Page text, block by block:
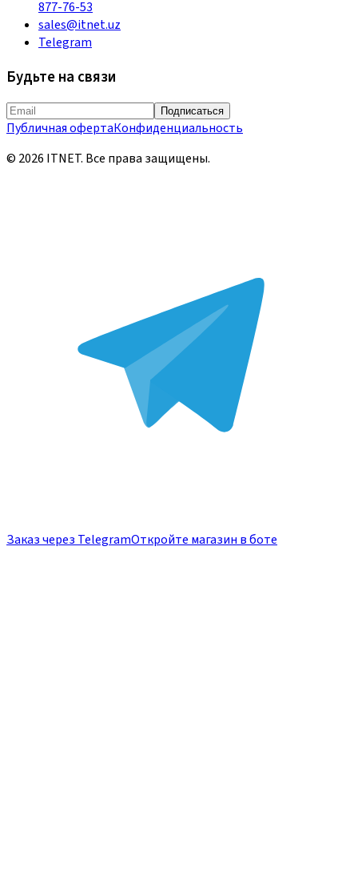
877-76-53
sales@itnet.uz
Telegram
Будьте на связи
Подписаться
Публичная офертаКонфиденциальность
© 2026 ITNET. Все права защищены.
Заказ через TelegramОткройте магазин в боте